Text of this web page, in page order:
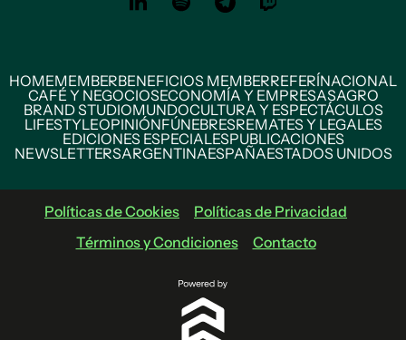
HOMEMEMBERBENEFICIOS MEMBERREFERÍNACIONAL
CAFÉ Y NEGOCIOSECONOMÍA Y EMPRESASAGRO
BRAND STUDIOMUNDOCULTURA Y ESPECTÁCULOS
LIFESTYLEOPINIÓNFÚNEBRESREMATES Y LEGALES
EDICIONES ESPECIALESPUBLICACIONES
NEWSLETTERSARGENTINAESPAÑAESTADOS UNIDOS
Políticas de Cookies
Políticas de Privacidad
Términos y Condiciones
Contacto